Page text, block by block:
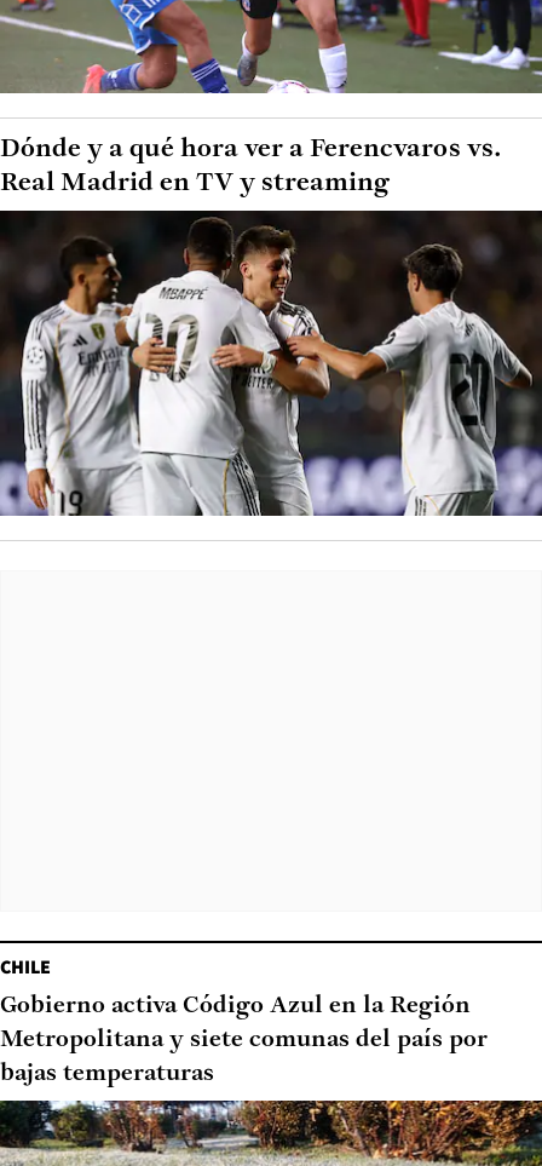
Dónde y a qué hora ver a Ferencvaros vs.
Real Madrid en TV y streaming
CHILE
Gobierno activa Código Azul en la Región
Metropolitana y siete comunas del país por
bajas temperaturas